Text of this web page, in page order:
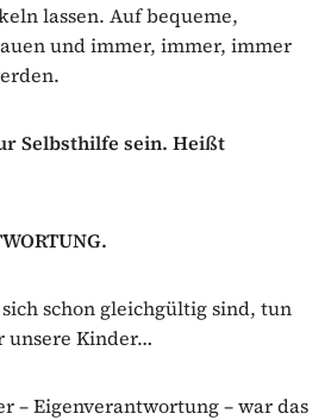
lassen. Auf bequeme,
und immer, immer, immer
Selbsthilfe sein. Heißt
schon gleichgültig sind, tun
unsere Kinder…
– Eigenverantwortung – war das